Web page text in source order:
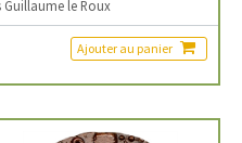
Guillaume le Roux
Ajouter au panier